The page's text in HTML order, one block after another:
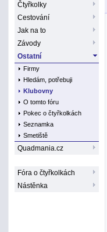
Čtyřkolky
Cestování
Jak na to
Závody
Ostatní
Firmy
Hledám, potřebuji
Klubovny
O tomto fóru
Pokec o čtyřkolkách
Seznamka
Smetiště
Quadmania.cz
Fóra o čtyřkolkách
Nástěnka